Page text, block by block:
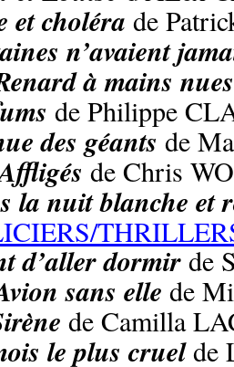
et choléra de
n’avaient
à mains nues
de Philippe
des géants de
de Chris
la nuit blanche et
d’aller dormir de
sans elle de
de Camilla
le plus cruelde